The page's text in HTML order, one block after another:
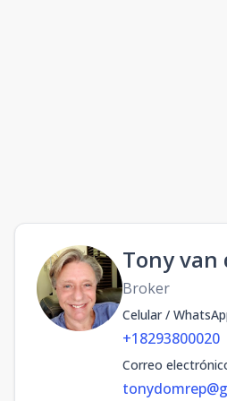
Tony van
Broker
Celular /
+18293800020
Correo